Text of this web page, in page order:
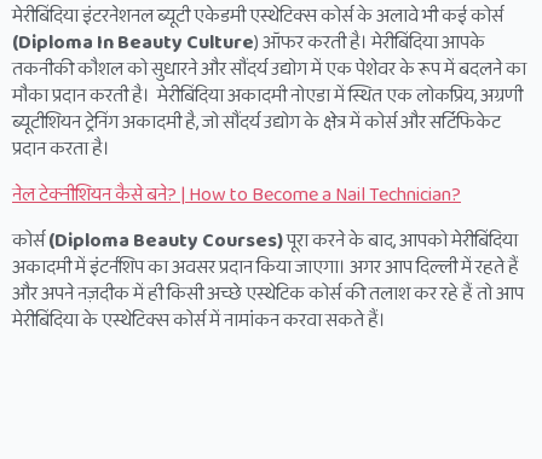
मेरीबिंदिया इंटरनेशनल ब्यूटी एकेडमी एस्थेटिक्स कोर्स के अलावे भी कई कोर्स
(Diploma In Beauty Culture) ऑफर करती है। मेरीबिंदिया आपके
तकनीकी कौशल को सुधारने और सौंदर्य उद्योग में एक पेशेवर के रूप में बदलने का
मौका प्रदान करती है। मेरीबिंदिया अकादमी नोएडा में स्थित एक लोकप्रिय, अग्रणी
ब्यूटीशियन ट्रेनिंग अकादमी है, जो सौंदर्य उद्योग के क्षेत्र में कोर्स और सर्टिफिकेट
प्रदान करता है।
नेल टेक्नीशियन कैसे बने? | How to Become a Nail Technician?
कोर्स(Diploma Beauty Courses)पूरा करने के बाद, आपको मेरीबिंदिया
अकादमी में इंटर्नशिप का अवसर प्रदान किया जाएगा। अगर आप दिल्ली में रहते हैं
और अपने नज़दीक में ही किसी अच्छे एस्थेटिक कोर्स की तलाश कर रहे हैं तो आप
मेरीबिंदिया के एस्थेटिक्स कोर्स में नामांकन करवा सकते हैं।